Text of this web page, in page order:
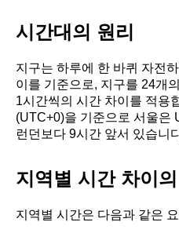
시간대의 원리
지구는 하루에 한 바퀴 자전
이를 기준으로, 지구를 24개
1시간씩의 시간 차이를 적용
(UTC+0)을 기준으로 서울은
런던보다 9시간 앞서 있습니
지역별 시간 차이
지역별 시간은 다음과 같은